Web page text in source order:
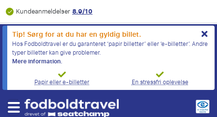
Kundeanmeldelser8.9/10
Tip! Sørg for at du har en gyldig billet.
Hos Fodboldtravel er du garanteret ‘papir billetter’ eller ‘e-billetter’. Andre
typer billetter kan give problemer.
Mere information.
Papir eller e-billetter
En stressfri oplevelse